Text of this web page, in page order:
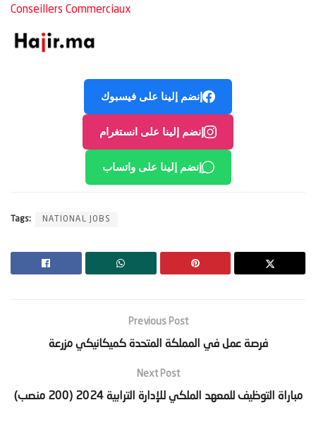
Conseillers Commerciaux
إنضم إلينا على فيسبوك
إنضم إلينا على انستغرام
إنضم إلينا على واتساب
Tags: NATIONAL JOBS
Previous Post
‫فرصة عمل في المملكة المتحدة كميكانيكي مزرعة‬
Next Post
‫مباراة التوظيف للمعهد الملكي للإدارة الترابية 2024 (200 منصب)‬